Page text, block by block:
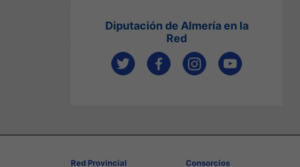
Diputación de Almería en la
Red
Red Provincial Consorcios